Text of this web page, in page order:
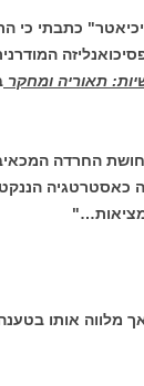
כתבתי כי
תאוריה ומחקר
החרדה
כאסטרטגיה
אותו בטענה